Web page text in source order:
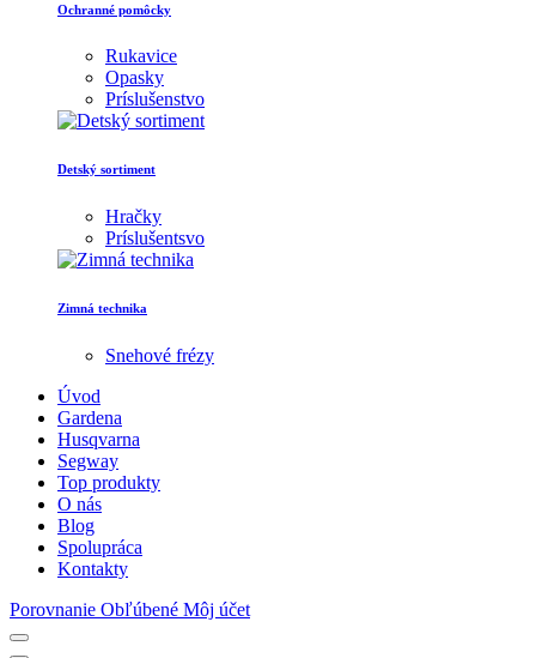
Ochranné pomôcky
Rukavice
Opasky
Príslušenstvo
Detský sortiment
Hračky
Príslušentsvo
Zimná technika
Snehové frézy
Úvod
Gardena
Husqvarna
Segway
Top produkty
O nás
Blog
Spolupráca
Kontakty
Porovnanie Obľúbené Môj účet